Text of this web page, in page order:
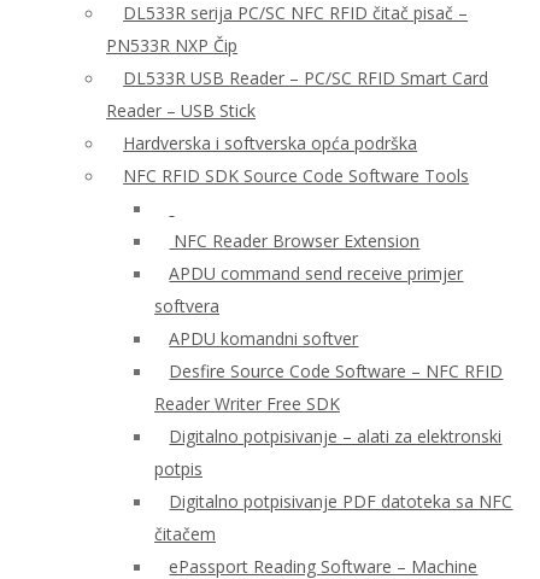
DL533R serija PC/SC NFC RFID čitač pisač –
PN533R NXP Čip
DL533R USB Reader – PC/SC RFID Smart Card
Reader – USB Stick
Hardverska i softverska opća podrška
NFC RFID SDK Source Code Software Tools
NFC Reader Browser Extension
APDU command send receive primjer
softvera
APDU komandni softver
Desfire Source Code Software – NFC RFID
Reader Writer Free SDK
Digitalno potpisivanje – alati za elektronski
potpis
Digitalno potpisivanje PDF datoteka sa NFC
čitačem
ePassport Reading Software – Machine